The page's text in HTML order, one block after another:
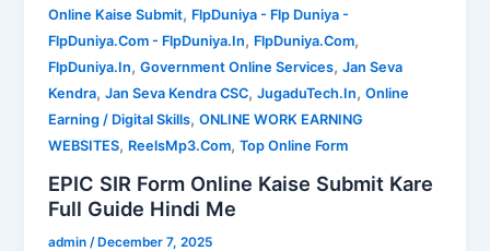
Online Kaise Submit, FlpDuniya - Flp Duniya -
FlpDuniya.Com - FlpDuniya.In, FlpDuniya.Com,
FlpDuniya.In,Government Online Services,Jan Seva
Kendra,Jan Seva Kendra CSC,JugaduTech.In,Online
Earning / Digital Skills,ONLINE WORK EARNING
WEBSITES, ReelsMp3.Com,Top Online Form
EPIC SIR Form Online Kaise Submit Kare
Full Guide Hindi Me
admin /December 7, 2025